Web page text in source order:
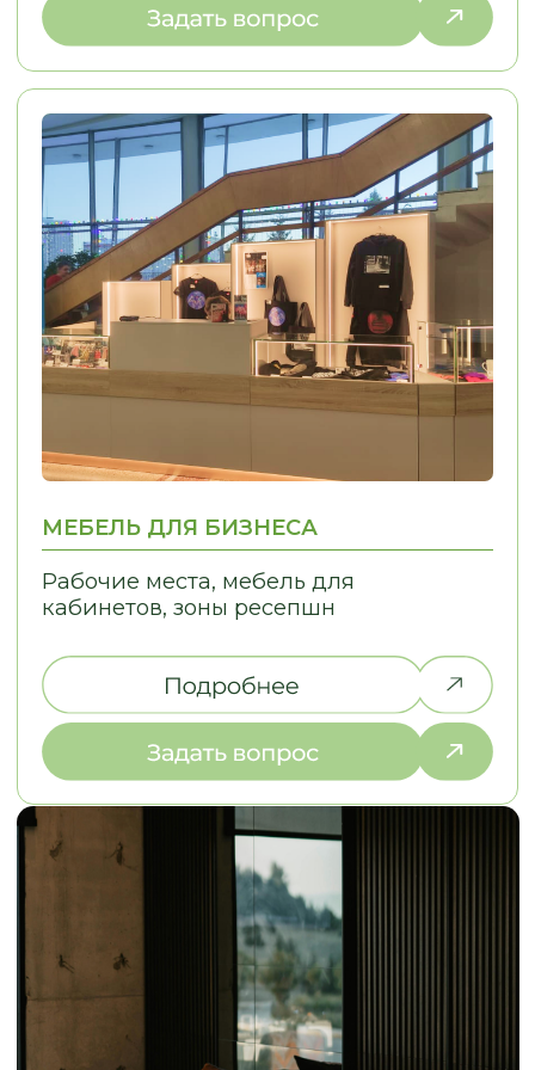
The
КЛИЕНТЫ О НАС
ОТЗЫВЫ
KOLESNIKOVA MARINA
Смотреть на 2Гис
Хочу сказать огромное спасибо,
ребята Олесе, Евгении и Александру.
Заказывали у них кухню. Кухня
маленькая, в хрущёвке очень много
нюансов, очень много проблем.
Кухню сделали на отлично.
Просматривали каждый элемент,
каждый сантиметр. Во-первых, это
красиво, удобно, качественно...
LOSTCPACKET
Смотреть на 2Гис
Я заказывал кухню в стиле
пожеланий у меня была
фотография кухни, которая
нравилась. Согласование
прошло легко, потому что
вопросам мне помогали.
конструкторских и
решений Евгения взяла...
The
СОБРАЛИ ДЛЯ ВАС ОТВЕТЫ
НА ЧАСТО ЗАДАВАЕМЫЕ ВОПРОСЫ
Какие варианты
планировки подходят
для кухни небольшой